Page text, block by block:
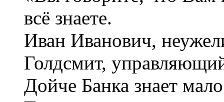
всё знаете.
Иван Иванович,
Голдсмит,
Дойче Банка знает